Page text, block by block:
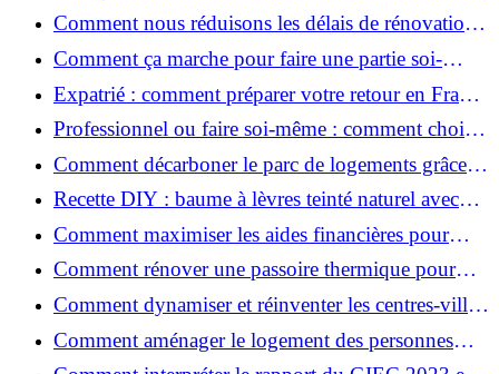
atelier et ce que cela apporte aux clients
Comment nous réduisons les délais de rénovation à
3 mois au lieu de 6?
Comment ça marche pour faire une partie soi-
même et nous confier le reste ?
Expatrié : comment préparer votre retour en France
et rénover votre bien à distance ?
Professionnel ou faire soi-même : comment choisir
pour votre rénovation ?
Comment décarboner le parc de logements grâce à
la rénovation énergétique ?
Recette DIY : baume à lèvres teinté naturel avec
SPF
Comment maximiser les aides financières pour
votre rénovation ?
Comment rénover une passoire thermique pour
une maison durable ?
Comment dynamiser et réinventer les centres-villes
avec Action Cœur de Ville ?
Comment aménager le logement des personnes
âgées et obtenir des aides financières ?